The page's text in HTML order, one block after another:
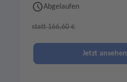
Abgelaufen
statt 166,60 €
Jetzt ansehen